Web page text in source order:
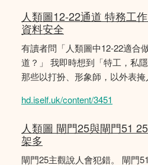
人類圖12-22通道 特務工
資料安全
有讀者問「人類圖中12-22適合
道？」 我即時想到「特工，私
那些以打扮、形象師，以外表掩
hd.iself.uk/content/3451
人類圖 閘門25與閘門51
架多
閘門25主觀說人會犯錯。 閘門